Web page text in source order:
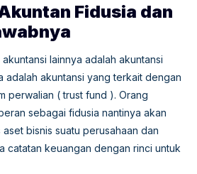
Fidusia dan
lainnya adalah akuntansi
adalah akuntansi yang terkait dengan
perwalian ( trust fund ). Orang
sebagai fidusia nantinya akan
bisnis suatu perusahaan dan
catatan keuangan dengan rinci untuk